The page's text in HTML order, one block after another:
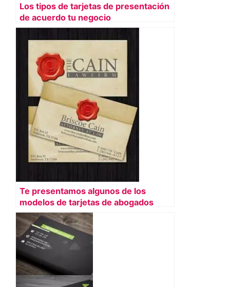
Los tipos de tarjetas de presentación
de acuerdo tu negocio
Te presentamos algunos de los
modelos de tarjetas de abogados